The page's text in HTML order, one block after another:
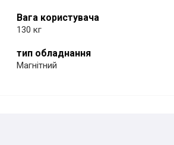
Вага користувача
130 кг
тип обладнання
Магнітний